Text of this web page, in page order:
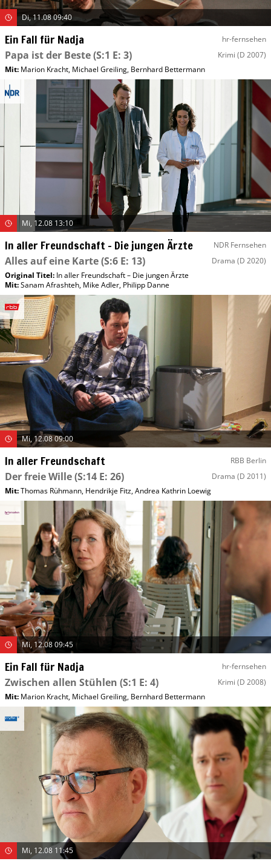
Di, 11.08 09:40
Ein Fall für Nadja hr-fernsehen
Papa ist der Beste(S:1 E: 3) Krimi (D 2007)
Mit: Marion Kracht, Michael Greiling, Bernhard Bettermann
Mi, 12.08 13:10
In aller Freundschaft – Die jungen Ärzte NDR Fernsehen
Alles auf eine Karte(S:6 E: 13) Drama (D 2020)
Original Titel: In aller Freundschaft – Die jungen Ärzte
Mit:Sanam Afrashteh, Mike Adler, Philipp Danne
Mi, 12.08 09:00
In aller Freundschaft RBB Berlin
Der freie Wille(S:14 E: 26) Drama (D 2011)
Mit:Thomas Rühmann, Hendrikje Fitz,Andrea Kathrin Loewig
Mi, 12.08 09:45
Ein Fall für Nadja hr-fernsehen
Zwischen allen Stühlen (S:1 E: 4) Krimi (D 2008)
Mit: Marion Kracht, Michael Greiling, Bernhard Bettermann
Mi, 12.08 11:45